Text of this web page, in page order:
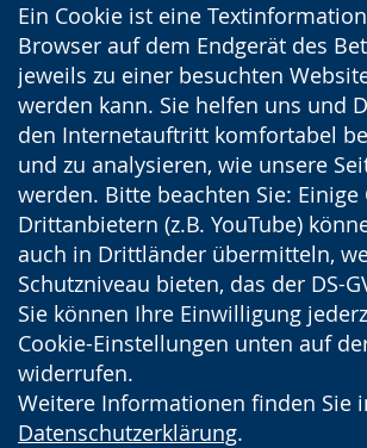
Ein Cookie ist eine
Browser auf dem Endgerät des
jeweils zu einer besuchten
werden kann. Sie helfen uns und
den Internetauftritt komfortabel
und zu analysieren, wie unsere
werden. Bitte beachten Sie: Einige
Drittanbietern (z.B. YouTube)
auch in Drittländer übermitteln,
Schutzniveau bieten, das der DS-
Sie können Ihre Einwilligung
Cookie-Einstellungen unten auf
widerrufen.
Weitere Informationen finden Sie
Datenschutzerklärung.